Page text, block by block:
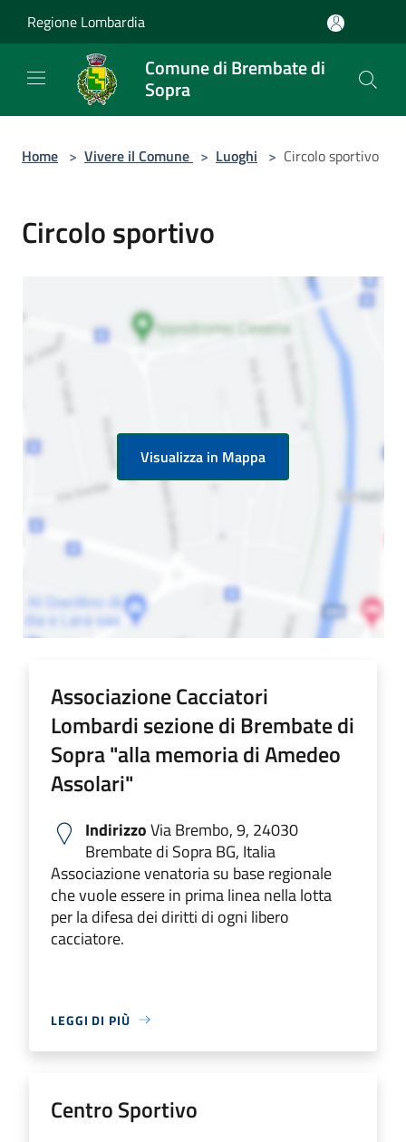
Regione Lombardia
Comune di Brembate di
Sopra
Home > Vivere il Comune > Luoghi > Circolo sportivo
Circolo sportivo
Visualizza in Mappa
Associazione Cacciatori
Lombardi sezione di Brembate di
Sopra "alla memoria di Amedeo
Assolari"
IndirizzoVia Brembo, 9, 24030
Brembate di Sopra BG, Italia
Associazione venatoria su base regionale
che vuole essere in prima linea nella lotta
per la difesa dei diritti di ogni libero
cacciatore.
LEGGI DI PIÙ
Centro Sportivo